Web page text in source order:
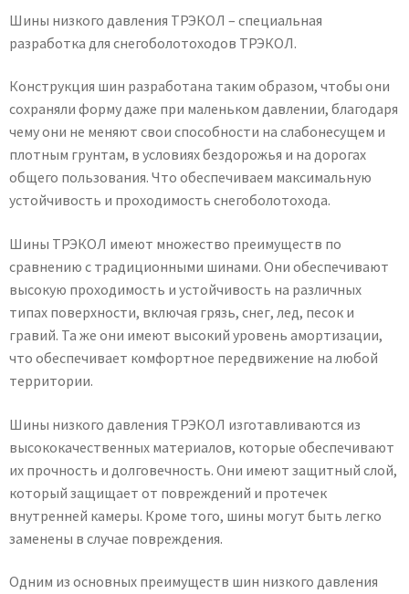
Шины низкого давления ТРЭКОЛ – специальная
разработка для снегоболотоходов ТРЭКОЛ.
Конструкция шин разработана таким образом, чтобы они
сохраняли форму даже при маленьком давлении, благодаря
чему они не меняют свои способности на слабонесущем и
плотным грунтам, в условиях бездорожья и на дорогах
общего пользования. Что обеспечиваем максимальную
устойчивость и проходимость снегоболотохода.
Шины ТРЭКОЛ имеют множество преимуществ по
сравнению с традиционными шинами. Они обеспечивают
высокую проходимость и устойчивость на различных
типах поверхности, включая грязь, снег, лед, песок и
гравий. Та же они имеют высокий уровень амортизации,
что обеспечивает комфортное передвижение на любой
территории.
Шины низкого давления ТРЭКОЛ изготавливаются из
высококачественных материалов, которые обеспечивают
их прочность и долговечность. Они имеют защитный слой,
который защищает от повреждений и протечек
внутренней камеры. Кроме того, шины могут быть легко
заменены в случае повреждения.
Одним из основных преимуществ шин низкого давления